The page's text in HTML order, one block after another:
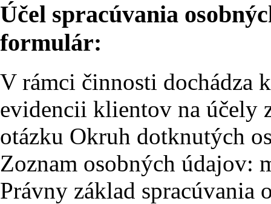
Účel spracúvania
formulár:
V rámci činnosti dochádza
evidencii klientov na účely
otázku Okruh dotknutých
Zoznam osobných údajov:
Právny základ spracúvania